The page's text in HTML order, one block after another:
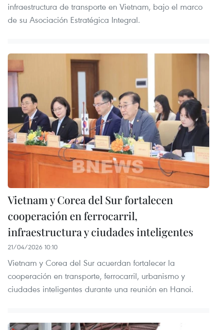
infraestructura de transporte en Vietnam, bajo el marco
de su Asociación Estratégica Integral.
Vietnam y Corea del Sur fortalecen
cooperación en ferrocarril,
infraestructura y ciudades inteligentes
21/04/2026 10:10
Vietnam y Corea del Sur acuerdan fortalecer la
cooperación en transporte, ferrocarril, urbanismo y
ciudades inteligentes durante una reunión en Hanoi.